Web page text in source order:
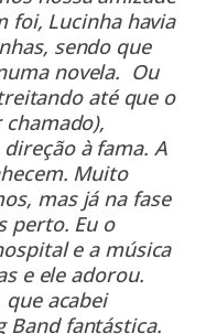
foi, Lucinha havia
sendo que
novela. Ou
até que o
chamado),
direção à fama. A
Muito
mas já na fase
perto. Eu o
e a música
e ele adorou.
acabei
Band fantástica.